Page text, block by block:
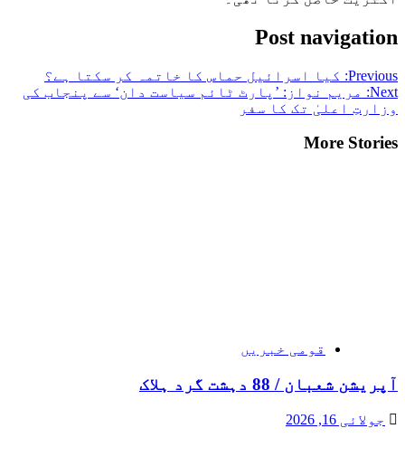
Post navigation
Previous: کیا اسرائیل حماس کا خاتمہ کر سکتا ہے؟
Next:
مریم نواز: ’پارٹ ٹائم سیاست دان‘ سے پنجاب کی
وزارتِ اعلیٰ تک کا سفر
More Stories
قومی خبریں
آپریشن شعبان / 88 دہشت گرد ہلاک
جولائی 16, 2026